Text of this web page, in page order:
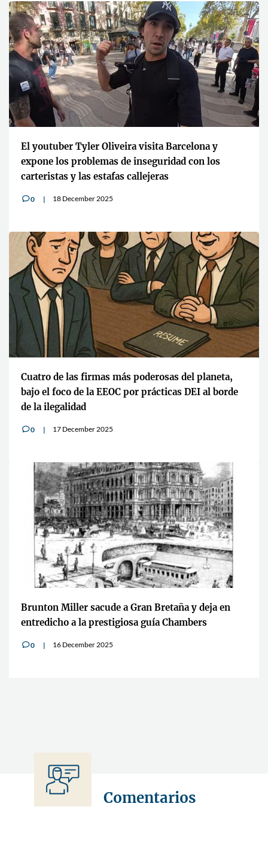
El youtuber Tyler Oliveira visita Barcelona y
expone los problemas de inseguridad con los
carteristas y las estafas callejeras
v0 18 December 2025
Cuatro de las firmas más poderosas del planeta,
bajo el foco de la EEOC por prácticas DEI al borde
de la ilegalidad
v0 17 December 2025
Brunton Miller sacude a Gran Bretaña y deja en
entredicho a la prestigiosa guía Chambers
v0 16 December 2025
Comentarios